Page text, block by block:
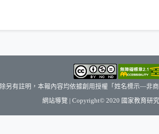
除另有註明，本報內容均依據創用授權「姓名標示—非
網站導覽 | Copyright© 2020 國家教育研